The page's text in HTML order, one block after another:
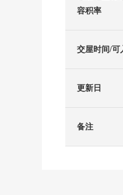
容积率
交屋时间/可
更新日
备注